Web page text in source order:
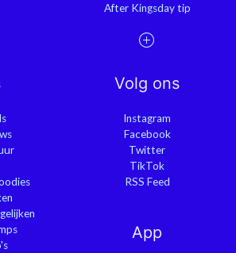
After Kingsday tip
Volg ons
Instagram
Facebook
Twitter
TikTok
RSS Feed
App